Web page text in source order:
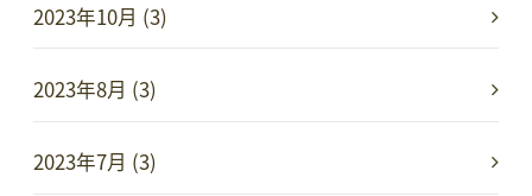
2023年10月 (3)
2023年8月 (3)
2023年7月 (3)